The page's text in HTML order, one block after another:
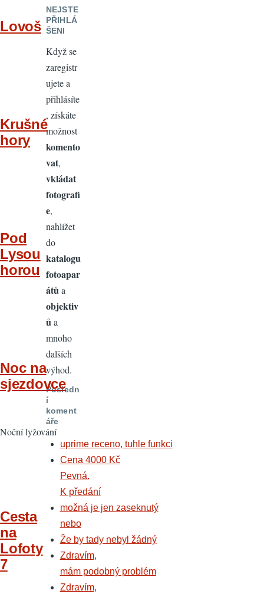
Lovoš
Krušné
hory
Pod
Lysou
horou
Noc na
sjezdovce
Noční lyžování
Cesta
na
Lofoty
7
NEJSTE
PŘIHLÁ
ŠENI
Když se
zaregistr
ujete a
přihlásíte
, získáte
možnost
komento
vat,
vkládat
fotografi
e,
nahlížet
do
katalogu
fotoapar
átů a
objektiv
ů a
mnoho
dalších
výhod.
Posledn
í
koment
áře
uprime receno, tuhle funkci
Cena 4000 Kč
Pevná.
K předání
možná je jen zaseknutý
nebo
Že by tady nebyl žádný
Zdravím,
mám podobný problém
Zdravím,